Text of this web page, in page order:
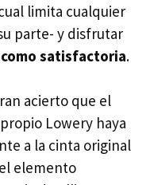
limita cualquier
parte- y disfrutar
satisfactoria.
acierto que el
Lowery haya
a la cinta original
elemento